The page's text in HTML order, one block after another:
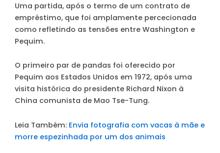
Uma partida, após o termo de um contrato de
empréstimo, que foi amplamente percecionada
como refletindo as tensões entre Washington e
Pequim.
O primeiro par de pandas foi oferecido por
Pequim aos Estados Unidos em 1972, após uma
visita histórica do presidente Richard Nixon à
China comunista de Mao Tse-Tung.
Leia Também: Envia fotografia com vacas à mãe e
morre espezinhada por um dos animais